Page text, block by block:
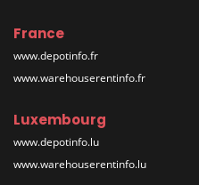
France
www.depotinfo.fr
www.warehouserentinfo.fr
Luxembourg
www.depotinfo.lu
www.warehouserentinfo.lu